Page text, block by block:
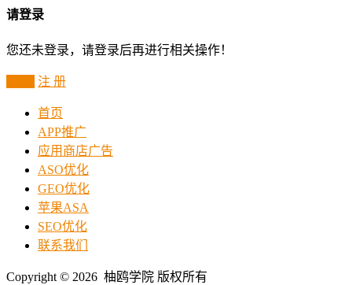
请登录
您还未登录，请登录后再进行相关操作！
注 册
首页
APP推广
应用商店广告
ASO优化
GEO优化
苹果ASA
SEO优化
联系我们
Copyright © 2026 柚鸥学院 版权所有